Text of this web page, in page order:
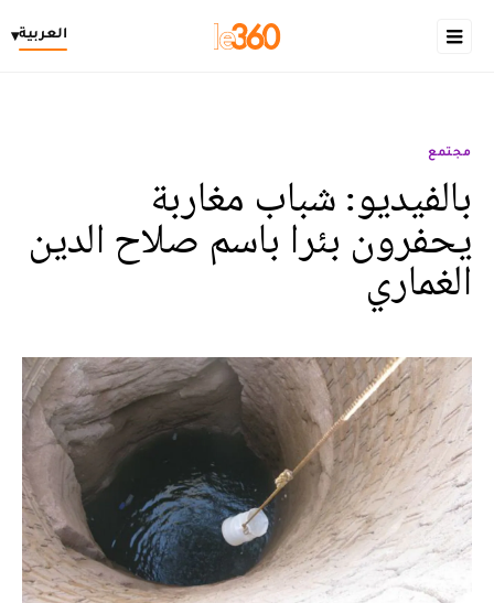
العربية▾
مجتمع
بالفيديو: شباب مغاربة
يحفرون بئرا باسم صلاح الدين
الغماري